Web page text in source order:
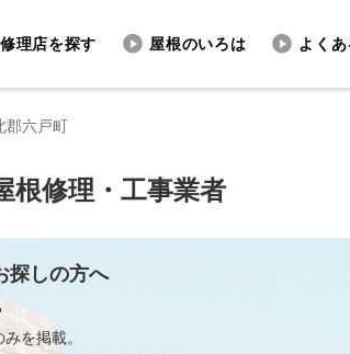
理店を探す 屋根のいろは よく
郡六戸町
根修理・工事業者
探しの方へ
を掲載。